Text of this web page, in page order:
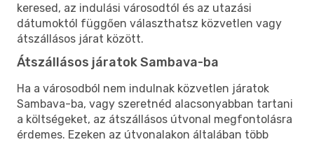
keresed, az indulási városodtól és az utazási
dátumoktól függően választhatsz közvetlen vagy
átszállásos járat között.
Átszállásos járatok Sambava-ba
Ha a városodból nem indulnak közvetlen járatok
Sambava-ba, vagy szeretnéd alacsonyabban tartani
a költségeket, az átszállásos útvonal megfontolásra
érdemes. Ezeken az útvonalakon általában több